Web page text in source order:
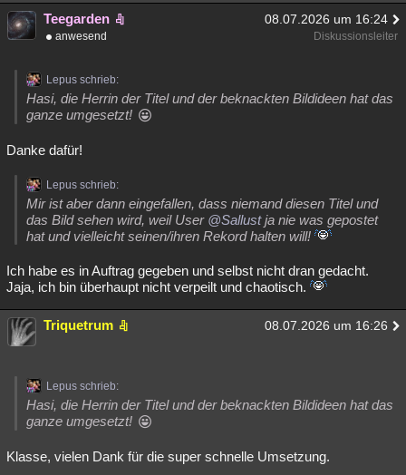
Teegarden 08.07.2026 um 16:24
anwesend Diskussionsleiter
Lepus schrieb:
Hasi, die Herrin der Titel und der beknackten Bildideen hat das
ganze umgesetzt!
Danke dafür!
Lepus schrieb:
Mir ist aber dann eingefallen, dass niemand diesen Titel und
das Bild sehen wird, weil User @Sallustja nie was gepostet
hat und vielleicht seinen/ihren Rekord halten will!
Ich habe es in Auftrag gegeben und selbst nicht dran gedacht.
Jaja, ich bin überhaupt nicht verpeilt und chaotisch.
Triquetrum 08.07.2026 um 16:26
Lepus schrieb:
Hasi, die Herrin der Titel und der beknackten Bildideen hat das
ganze umgesetzt!
Klasse, vielen Dank für die super schnelle Umsetzung.